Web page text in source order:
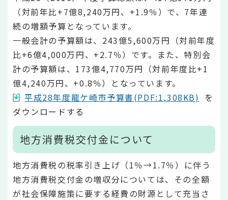
（対前年比+7億8,240万円、+1.9％）で、7年連
続の増額予算となっています。
一般会計の予算額は、243億5,600万円（対前年度
比+6億4,000万円、+2.7％）です。また、特別会
計の予算額は、173億4,770万円（対前年度比+1
億4,240万円、+0.8％）となっています。
平成28年度龍ケ崎市予算書(PDF:1,308KB) を
ダウンロードする
地方消費税交付金について
地方消費税の税率引き上げ（1％→1.7％）に伴う
地方消費税交付金の増収分については、その全額
が社会保障施策に要する経費の財源として充当さ